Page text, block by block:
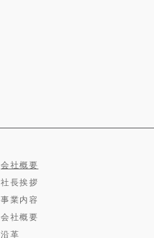
会社概要
社長挨拶
事業内容
会社概要
沿革